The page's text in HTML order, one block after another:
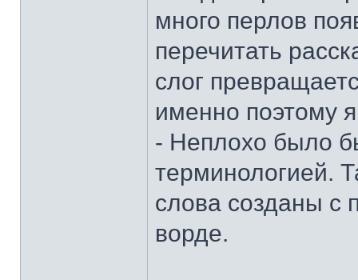
много перлов
перечитать
слог
именно поэтому я
- Неплохо было
терминологией.
слова созданы с
ворде.